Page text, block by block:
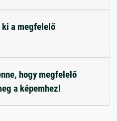
a megfelelő
hogy megfelelő
a képemhez!